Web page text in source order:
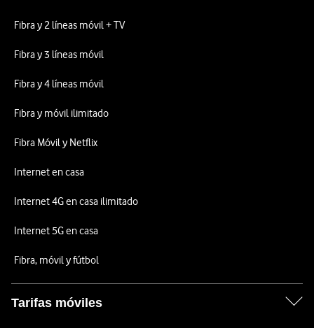
Fibra y 2 líneas móvil + TV
Fibra y 3 líneas móvil
Fibra y 4 líneas móvil
Fibra y móvil ilimitado
Fibra Móvil y Netflix
Internet en casa
Internet 4G en casa ilimitado
Internet 5G en casa
Fibra, móvil y fútbol
Tarifas móviles